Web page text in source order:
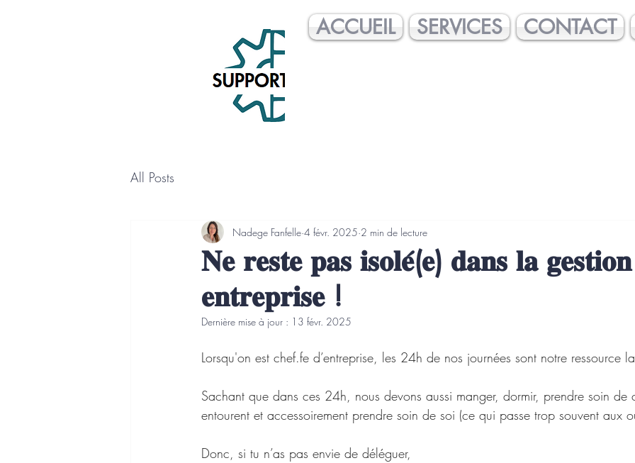
ACCUEIL SERVICES CONTACT
All Posts
𝐍𝐞 𝐫𝐞𝐬𝐭𝐞 𝐩𝐚𝐬 𝐢𝐬𝐨𝐥𝐞́(𝐞) 𝐝𝐚𝐧𝐬 𝐥𝐚
𝐞𝐧𝐭𝐫𝐞𝐩𝐫𝐢𝐬𝐞 !
Nadege Fanfelle 4 févr. 2025 2 min de lecture
Dernière mise à jour : 13 févr. 2025
Lorsqu'on est chef.fe d’entreprise, les 24h de nos journées sont notre ressource
Sachant que dans ces 24h, nous devons aussi manger, dormir, prendre soin
entourent et accessoirement prendre soin de soi (ce qui passe trop souvent aux
Donc, si tu n’as pas envie de déléguer,